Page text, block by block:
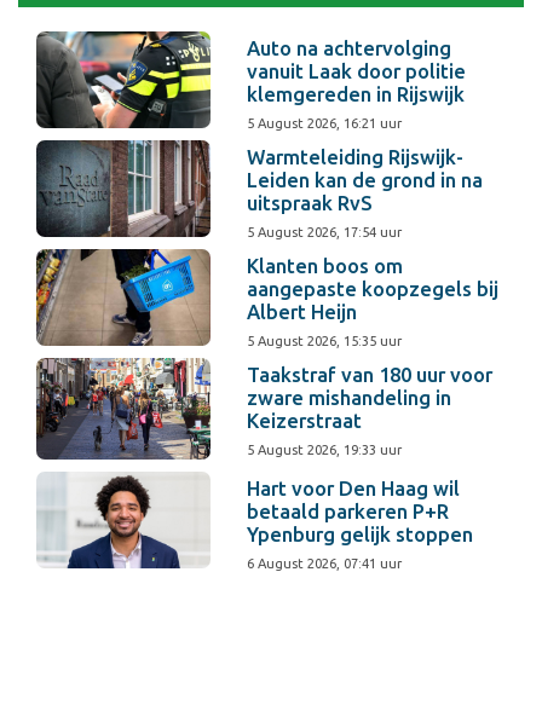
Auto na achtervolging
vanuit Laak door politie
klemgereden in Rijswijk
5 August 2026, 16:21 uur
Warmteleiding Rijswijk-
Leiden kan de grond in na
uitspraak RvS
5 August 2026, 17:54 uur
Klanten boos om
aangepaste koopzegels bij
Albert Heijn
5 August 2026, 15:35 uur
Taakstraf van 180 uur voor
zware mishandeling in
Keizerstraat
5 August 2026, 19:33 uur
Hart voor Den Haag wil
betaald parkeren P+R
Ypenburg gelijk stoppen
6 August 2026, 07:41 uur